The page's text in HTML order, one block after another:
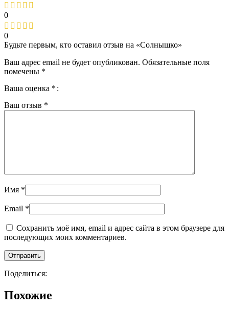
0
0
Будьте первым, кто оставил отзыв на «Солнышко»
Ваш адрес email не будет опубликован. Обязательные поля
помечены *
Ваша оценка *
Ваш отзыв *
Имя *
Email *
Сохранить моё имя, email и адрес сайта в этом браузере для
последующих моих комментариев.
Поделиться:
Похожие